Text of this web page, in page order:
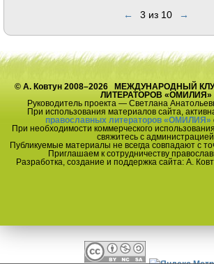
← 3 из 10 →
© А. Ковтун 2008–2026 МЕЖДУНАРОДНЫЙ
ЛИТЕРАТОРОВ «ОМИЛИЯ»
Руководитель проекта — Светлана
При использования материалов сайта,
православных литераторов «ОМИЛИЯ»
При необходимости коммерческого
свяжитесь с администрацией.
Публикуемые материалы не всегда совпадают с
Приглашаем к сотрудничеству
Разработка, создание и поддержка сайта: А.